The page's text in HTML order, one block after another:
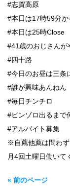
#志賀高原
#本日は17時59分
#本日は25時Close
#41歳のおじさんが
#四十路
#今日のお昼は三条
#誰が興味あんねん
#毎日チンチロ
#ピンゾロ出るまで
#アルバイト募集
※自薦他薦は問わ
月4回土曜日働いて
« 前のページ